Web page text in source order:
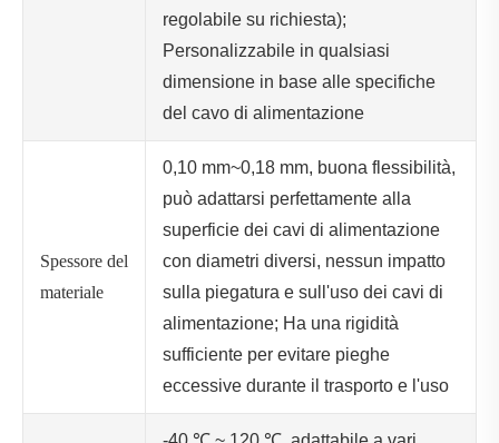
regolabile su richiesta);
Personalizzabile in qualsiasi
dimensione in base alle specifiche
del cavo di alimentazione
Spessore del
materiale
0,10 mm~0,18 mm, buona flessibilità,
può adattarsi perfettamente alla
superficie dei cavi di alimentazione
con diametri diversi, nessun impatto
sulla piegatura e sull'uso dei cavi di
alimentazione; Ha una rigidità
sufficiente per evitare pieghe
eccessive durante il trasporto e l'uso